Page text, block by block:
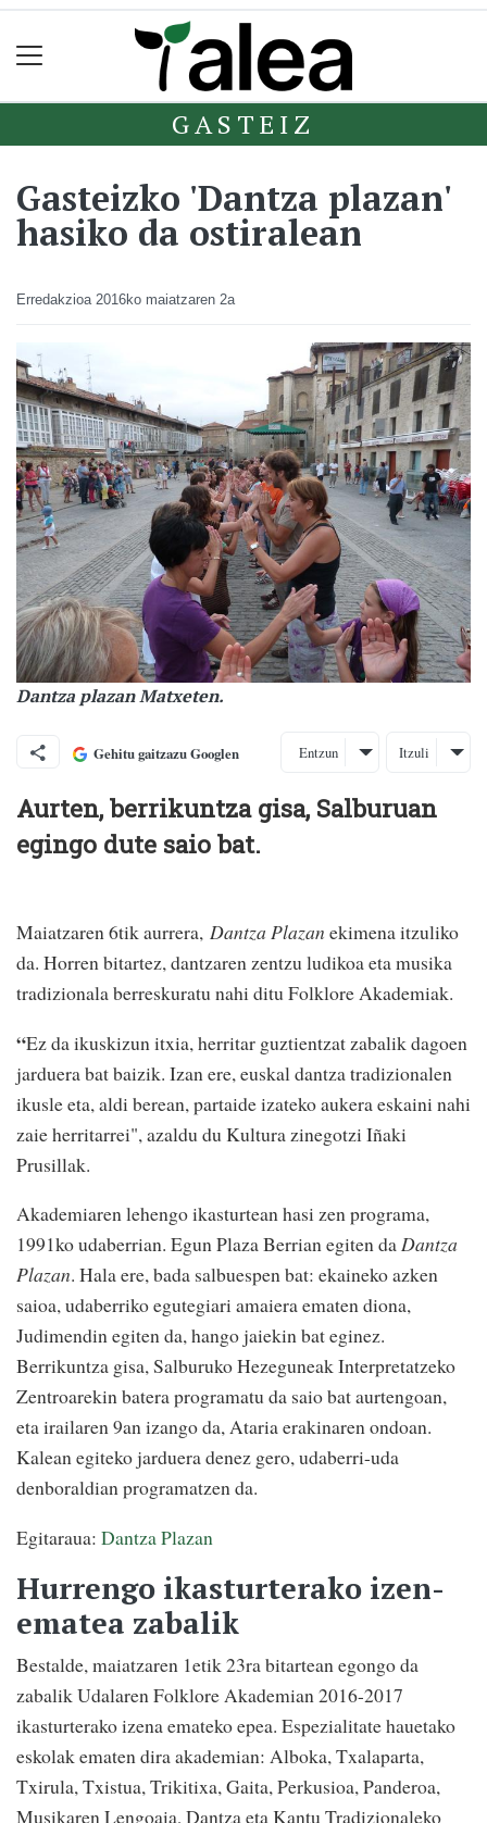
GASTEIZ
Gasteizko 'Dantza plazan'
hasiko da ostiralean
Erredakzioa 2016ko maiatzaren 2a
Dantza plazan Matxeten.
Gehitu gaitzazu Googlen Entzun Itzuli
Aurten, berrikuntza gisa, Salburuan
egingo dute saio bat.
Maiatzaren 6tik aurrera, Dantza Plazan ekimena itzuliko
da. Horren bitartez, dantzaren zentzu ludikoa eta musika
tradizionala berreskuratu nahi ditu Folklore Akademiak.
“Ez da ikuskizun itxia, herritar guztientzat zabalik dagoen
jarduera bat baizik. Izan ere, euskal dantza tradizionalen
ikusle eta, aldi berean, partaide izateko aukera eskaini nahi
zaie herritarrei", azaldu du Kultura zinegotzi Iñaki
Prusillak.
Akademiaren lehengo ikasturtean hasi zen programa,
1991ko udaberrian. Egun Plaza Berrian egiten daDantza
Plazan. Hala ere, bada salbuespen bat: ekaineko azken
saioa, udaberriko egutegiari amaiera ematen diona,
Judimendin egiten da, hango jaiekin bat eginez.
Berrikuntza gisa, Salburuko Hezeguneak Interpretatzeko
Zentroarekin batera programatu da saio bat aurtengoan,
eta irailaren 9an izango da, Ataria erakinaren ondoan.
Kalean egiteko jarduera denez gero, udaberri-uda
denboraldian programatzen da.
Egitaraua: Dantza Plazan
Hurrengo ikasturterako izen-
ematea zabalik
Bestalde, maiatzaren 1etik 23ra bitartean egongo da
zabalik Udalaren Folklore Akademian 2016-2017
ikasturterako izena emateko epea. Espezialitate hauetako
eskolak ematen dira akademian: Alboka, Txalaparta,
Txirula, Txistua, Trikitixa, Gaita, Perkusioa, Panderoa,
Musikaren Lengoaia, Dantza eta Kantu Tradizionaleko